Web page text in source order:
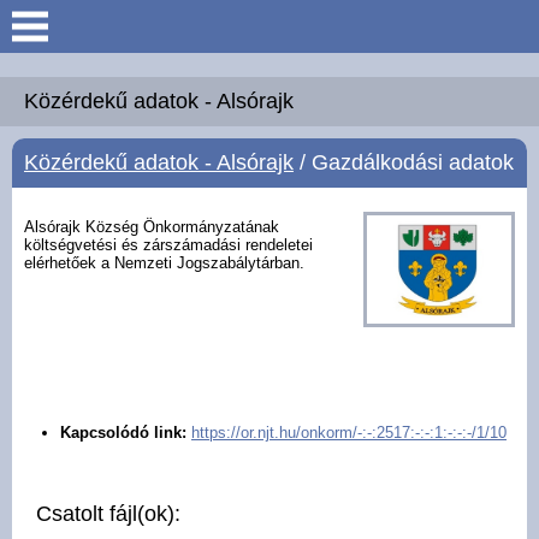
Keresés
Köszöntő
Hírek
Felsőrajk
Közérdekű adatok -
Felsőrajk
Galéria
Közérdekű adatok - Alsórajk
Közérdekű adatok - Alsórajk / Gazdálkodási adatok
Alsórajk Község Önkormányzatának
költségvetési és zárszámadási rendeletei
elérhetőek a Nemzeti Jogszabálytárban.
Kapcsolódó link: https://or.njt.hu/onkorm/-:-:2517:-:-:1:-:-:-/1/10
Csatolt fájl(ok):